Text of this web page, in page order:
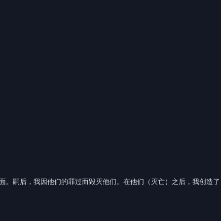
嗣后，我因他们的罪过而毁灭他们。在他们（灭亡）之后，我创造了